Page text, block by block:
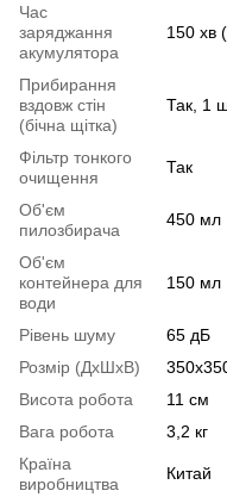
Час
заряджання
акумулятора
150 хв
Прибирання
вздовж стін
(бічна щітка)
Так, 1
Фільтр тонкого
очищення
Так
Об'єм
пилозбирача
450 мл
Об'єм
контейнера для
води
150 мл
Рівень шуму
65 дБ
Розмір (ДхШхВ)
Висота робота
11 см
Вага робота
3,2 кг
Країна
виробництва
Китай